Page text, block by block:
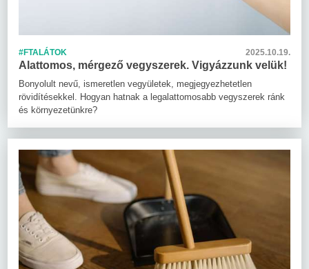
#FTALÁTOK 2025.10.19.
Alattomos, mérgező vegyszerek. Vigyázzunk velük!
Bonyolult nevű, ismeretlen vegyületek, megjegyezhetetlen
rövidítésekkel. Hogyan hatnak a legalattomosabb vegyszerek ránk
és környezetünkre?